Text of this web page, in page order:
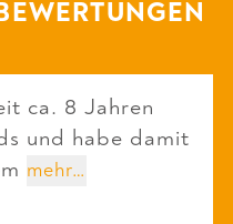
ca. 8 Jahren
und habe damit
mehr…